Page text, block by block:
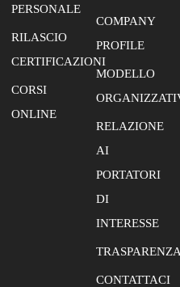
PERSONALE
RILASCIO
CERTIFICAZIONI
CORSI
ONLINE
COMPANY
PROFILE
MODELLO
RELAZIONE
AI
PORTATORI
DI
INTERESSE
CONTATTACI